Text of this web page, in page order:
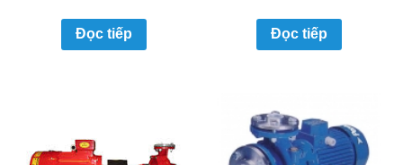
Đọc tiếp Đọc tiếp